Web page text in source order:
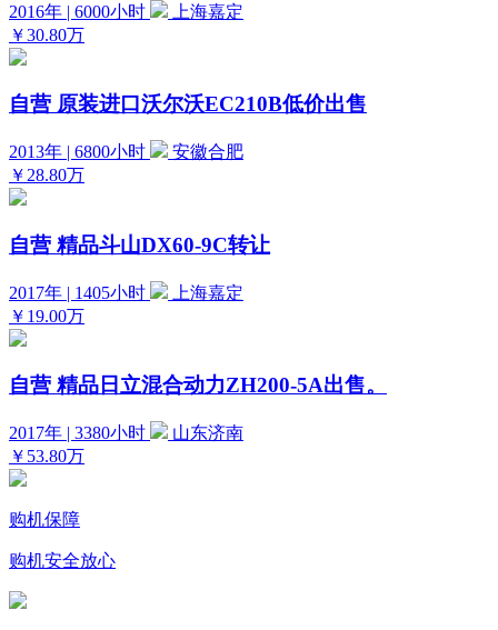
2016年 | 6000小时
上海嘉定
￥30.80万
自营 原装进口沃尔沃EC210B低价出售
2013年 | 6800小时
安徽合肥
￥28.80万
自营 精品斗山DX60-9C转让
2017年 | 1405小时
上海嘉定
￥19.00万
自营 精品日立混合动力ZH200-5A出售。
2017年 | 3380小时
山东济南
￥53.80万
购机保障
购机安全放心